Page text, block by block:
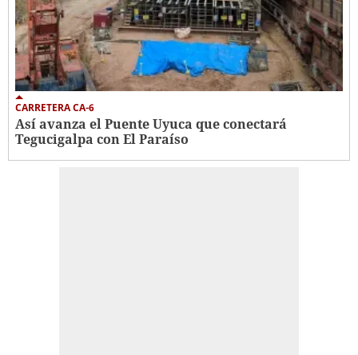
CARRETERA CA-6
Así avanza el Puente Uyuca que conectará
Tegucigalpa con El Paraíso